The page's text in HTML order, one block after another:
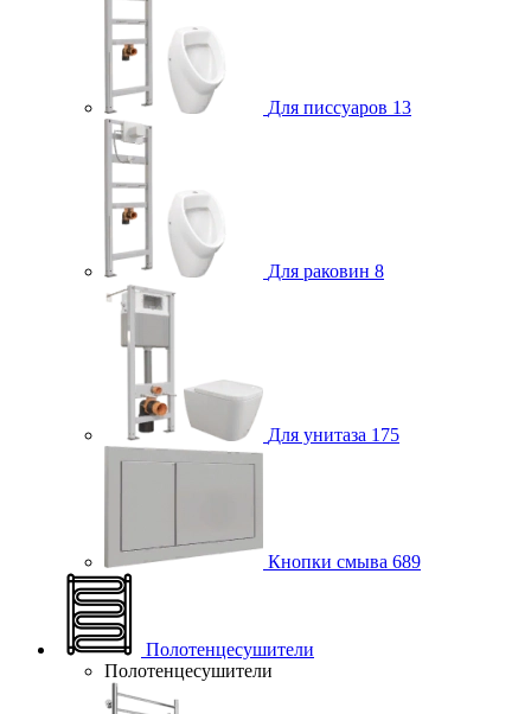
Для писсуаров 13
Для раковин 8
Для унитаза 175
Кнопки смыва 689
Полотенцесушители
Полотенцесушители